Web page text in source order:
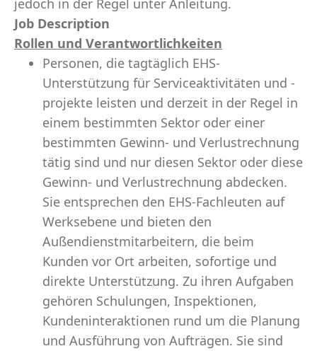
jedoch in der Regel unter Anleitung.
Job Description
Rollen und Verantwortlichkeiten
Personen, die tagtäglich EHS-
Unterstützung für Serviceaktivitäten und -
projekte leisten und derzeit in der Regel in
einem bestimmten Sektor oder einer
bestimmten Gewinn- und Verlustrechnung
tätig sind und nur diesen Sektor oder diese
Gewinn- und Verlustrechnung abdecken.
Sie entsprechen den EHS-Fachleuten auf
Werksebene und bieten den
Außendienstmitarbeitern, die beim
Kunden vor Ort arbeiten, sofortige und
direkte Unterstützung. Zu ihren Aufgaben
gehören Schulungen, Inspektionen,
Kundeninteraktionen rund um die Planung
und Ausführung von Aufträgen. Sie sind